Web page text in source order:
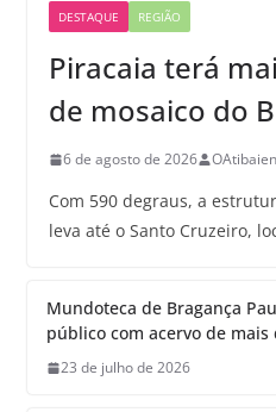
DESTAQUE REGIÃO
Piracaia terá
de mosaico do
6 de agosto de 2026
Com 590 degraus, a
leva até o Santo Cruzeiro,
Mundoteca de Bragança
público com acervo de mais
23 de julho de 2026